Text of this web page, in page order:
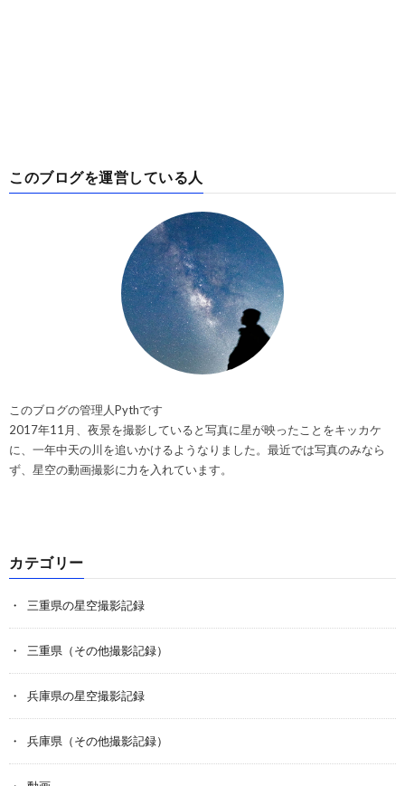
このブログを運営している人
このブログの管理人Pythです
2017年11月、夜景を撮影していると写真に星が映ったことをキッカケ
に、一年中天の川を追いかけるようなりました。最近では写真のみなら
ず、星空の動画撮影に力を入れています。
カテゴリー
三重県の星空撮影記録
三重県（その他撮影記録）
兵庫県の星空撮影記録
兵庫県（その他撮影記録）